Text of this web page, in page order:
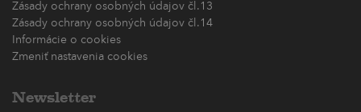
Zásady ochrany osobných údajov čl.13
Zásady ochrany osobných údajov čl.14
Informácie o cookies
Zmeniť nastavenia cookies
Newsletter